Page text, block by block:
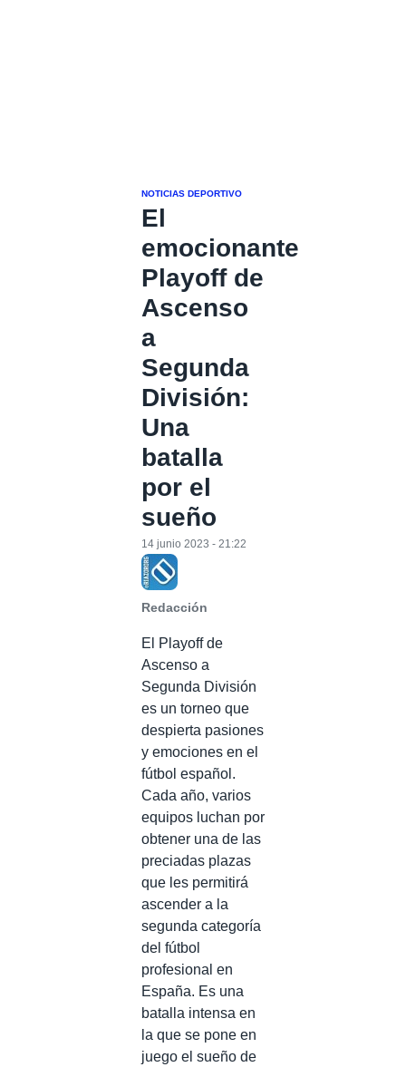
NOTICIAS DEPORTIVO
El
emocionante
Playoff de
Ascenso
a
Segunda
División:
Una
batalla
por el
sueño
Redacción
14 junio 2023 - 21:22
El Playoff de
Ascenso a
Segunda División
es un torneo que
despierta pasiones
y emociones en el
fútbol español.
Cada año, varios
equipos luchan por
obtener una de las
preciadas plazas
que les permitirá
ascender a la
segunda categoría
del fútbol
profesional en
España. Es una
batalla intensa en
la que se pone en
juego el sueño de